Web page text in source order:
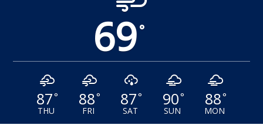
69°
87°
THU
88°
FRI
87°
SAT
90°
SUN
88°
MON